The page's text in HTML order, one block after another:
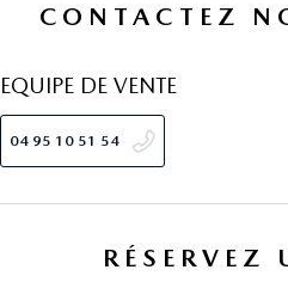
CONTACTEZ
EQUIPE DE VENTE
04 95 10 51 54
RÉSERVEZ